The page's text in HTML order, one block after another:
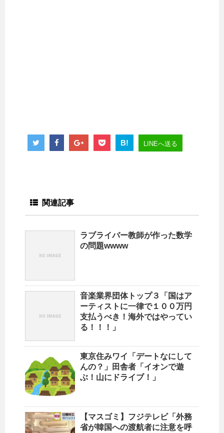
B! LINEへ送る
関連記事
ラブライバー教師が作った数学
の問題wwww
音楽業界団体トップ３「国はア
ーティストに一律で１００万円
支払うべき！海外ではやってい
る！！！」
東京住みワイ「デートなにして
んの？」田舎者「イオンで遊
ぶ！山にドライブ！」
【マスゴミ】フジテレビ「外務
省が韓国への渡航者に注意を呼